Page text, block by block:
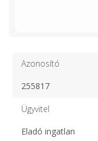
Azonosító
255817
Ügyvitel
Eladó ingatlan